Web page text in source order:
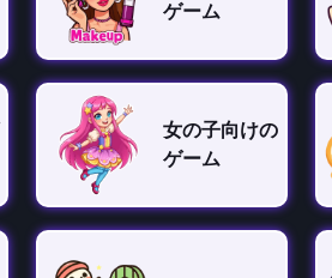
ゲーム
女の子向けの
ゲーム